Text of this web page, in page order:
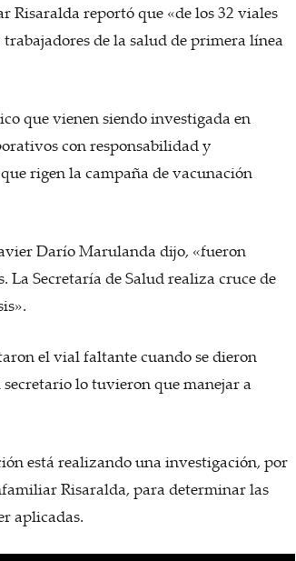
reportó que «de los 32 viales
de la salud de primera línea
que vienen siendo investigada en
con responsabilidad y
rigen la campaña de vacunación
Darío Marulanda dijo, «fueron
La Secretaría de Salud realiza cruce de
el vial faltante cuando se dieron
lo tuvieron que manejar a
está realizando una investigación, por
Risaralda, para determinar las
aplicadas.